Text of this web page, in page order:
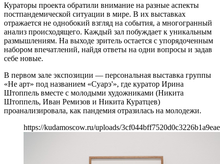
Кураторы проекта обратили внимание на разные аспекты
постпандемической ситуации в мире. В их выставках
отражается не однобокий взгляд на события, а многогранный
анализ происходящего. Каждый зал побуждает к уникальным
размышлениям. На выходе зритель остается с упорядоченным
набором впечатлений, найдя ответы на одни вопросы и задав
себе новые.
В первом зале экспозиции — персональная выставка группы
«Не арт» под названием «Суарэ'», где куратор Ирина
Штоппель вместе с молодыми художниками (Никита
Штоппель, Иван Ремизов и Никита Куратцев)
проанализировала, как пандемия отразилась на молодежи.
https://kudamoscow.ru/uploads/